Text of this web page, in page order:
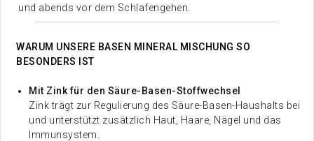
und abends vor dem Schlafengehen.
WARUM UNSERE BASEN MINERAL MISCHUNG SO
BESONDERS IST
Mit Zink für den Säure-Basen-Stoffwechsel
Zink trägt zur Regulierung des Säure-Basen-Haushalts bei
und unterstützt zusätzlich Haut, Haare, Nägel und das
Immunsystem.